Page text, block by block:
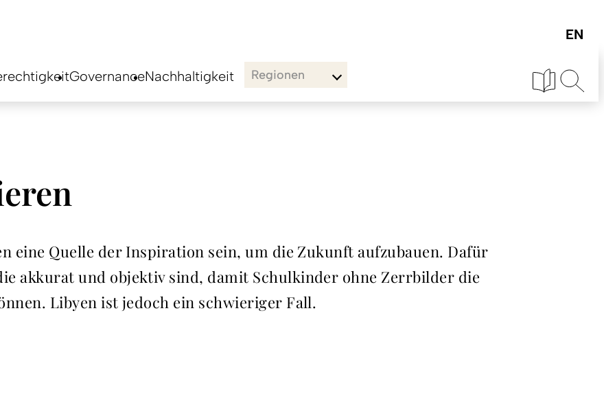
GovernanceNachhaltigkeit Regionen
eine Quelle der Inspiration sein, um die Zukunft aufzubauen. Dafür
akkurat und objektiv sind, damit Schulkinder ohne Zerrbilder die
Libyen ist jedoch ein schwieriger Fall.